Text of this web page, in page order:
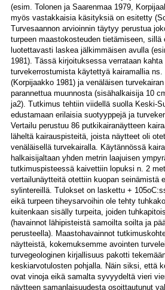
(esim. Tolonen ja Saarenmaa 1979,
myös vastakkaisia käsityksiä on esitetty
Turvesaannon arvioinnin täytyy perustua
turpeen maastokosteuden tietämiseen, sillä
luotettavasti laskea jälkimmäisen avulla
1981). Tässä kirjoituksessa verrataan
turvekerrostumista käytettyä kairamallia
(Korpijaakko 1981) ja venäläisen
parannettua muunnosta (sisähalkaisija 10
ja2). Tutkimus tehtiin viidellä suolla Keski-
edustamaan erilaisia suotyyppejä ja
Vertailu perustuu 86 putkikairanäytteen
läheltä kairauspisteitä, joista näytteet oli
venäläisellä turvekairalla. Käytännössä
halkaisijaltaan yhden metrin laajuisen
tutkimuspisteessä kaivettiin lopuksi n. 2
vertailunäytteitä otettiin kuopan seinämistä
sylintereillä. Tulokset on laskettu +
eikä turpeen tiheysarvoihin ole tehty
kuitenkaan sisälly turpeita, joiden
(havainnot lähipisteistä samoilta soilta ja
perusteella). Maastohavainnot
näytteistä, kokemuksemme avointen
turvegeologinen kirjallisuus pakotti
keskiarvotulosten pohjalla. Näin siksi, että
ovat vinoja eikä samalta syvyydeltä vieri
näytteen samanlaisuudesta osoittautunut